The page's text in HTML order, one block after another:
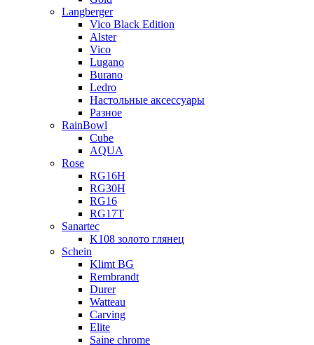
Langberger
Vico Black Edition
Alster
Vico
Lugano
Burano
Ledro
Настольные аксессуары
Разное
RainBowl
Cube
AQUA
Rose
RG16H
RG30H
RG16
RG17T
Sanartec
K108 золото глянец
Schein
Klimt BG
Rembrandt
Durer
Watteau
Carving
Elite
Saine chrome